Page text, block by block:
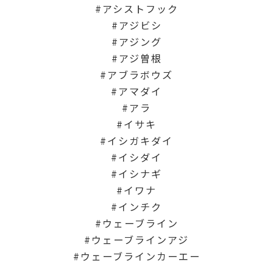
アシストフック
アジビシ
アジング
アジ曽根
アブラボウズ
アマダイ
アラ
イサキ
イシガキダイ
イシダイ
イシナギ
イワナ
インチク
ウェーブライン
ウェーブラインアジ
ウェーブラインカーエー